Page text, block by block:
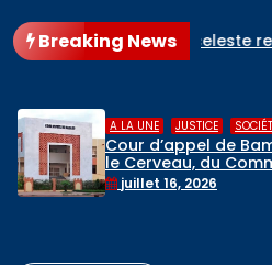
Breaking News
(2-1) : l’Albiceleste renverse
de Ben
Konaté
A LA UNE
Hadj
de